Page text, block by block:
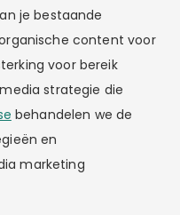
je bestaande
content voor
voor bereik
strategie die
behandelen we de
en
marketing